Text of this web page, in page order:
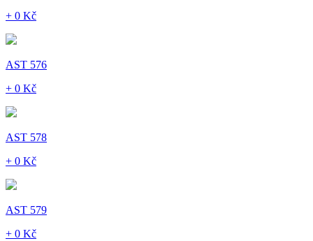
+ 0 Kč
AST 576
+ 0 Kč
AST 578
+ 0 Kč
AST 579
+ 0 Kč